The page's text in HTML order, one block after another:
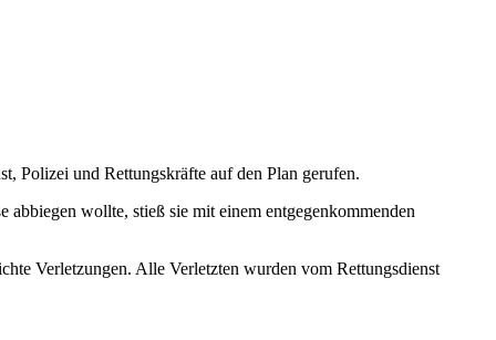
Polizei und Rettungskräfte auf den Plan gerufen.
wollte, stieß sie mit einem entgegenkommenden
Verletzungen. Alle Verletzten wurden vom Rettungsdienst